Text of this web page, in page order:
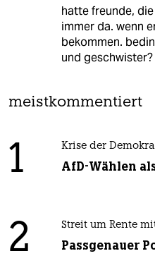
hatte freunde,
immer da. wenn
bekommen.
und
meistkommentiert
1 Krise der
AfD-Wählen
2 Streit um Rente
Passgenauer